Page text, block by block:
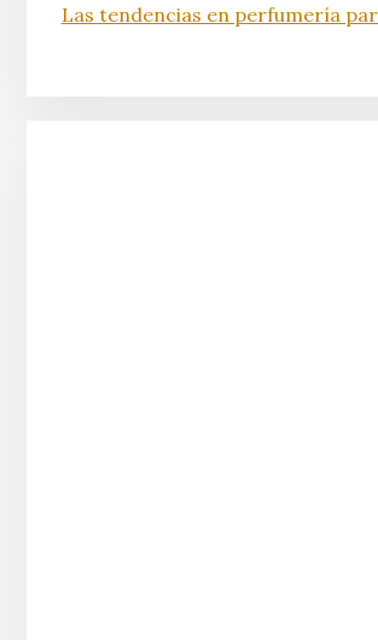
Las tendencias en perfumería